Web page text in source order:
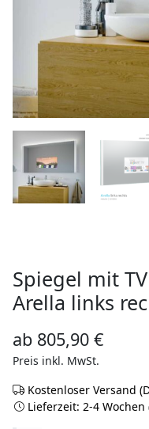
Spiegel mit
Arella links
ab 805,90 €
Preis inkl. MwSt.
Kostenloser Versand
Lieferzeit: 2-4 Wochen